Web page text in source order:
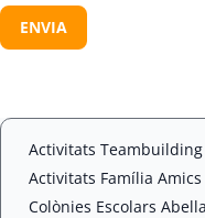
s
e
*
A
P
H
Activitats
Activitats Família
Colònies Escolars